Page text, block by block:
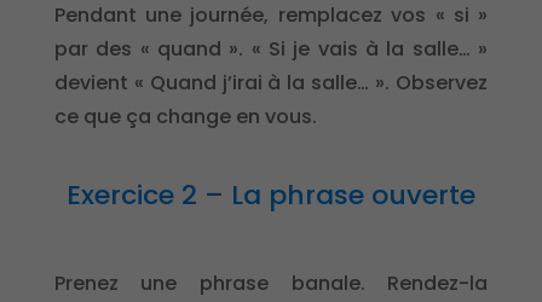
Pendant une journée, remplacez vos « si »
par des « quand ». « Si je vais à la salle… »
devient « Quand j’irai à la salle… ». Observez
ce que ça change en vous.
Exercice 2 – La phrase ouverte
Prenez une phrase banale. Rendez-la